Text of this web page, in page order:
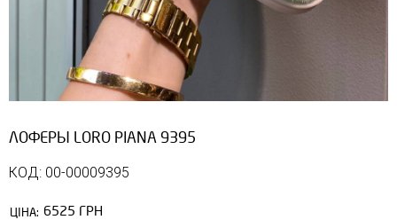
ЛОФЕРЫ LORO PIANA 9395
КОД: 00-00009395
ЦІНА: 6525 ГРН